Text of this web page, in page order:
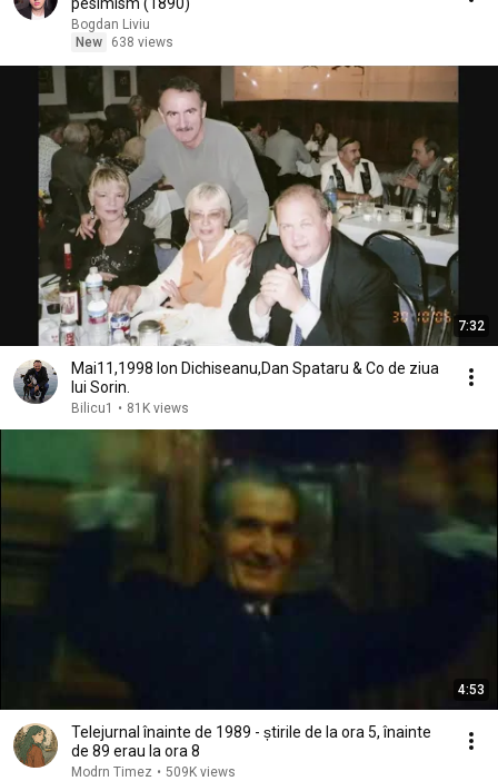
Bogdan Liviu
New
638 views
7:32
Mai11,1998 Ion Dichiseanu,Dan Spataru & Co de ziua
lui Sorin.
Bilicu1 • 81K views
4:53
Telejurnal înainte de 1989 - știrile de la ora 5, înainte
de 89 erau la ora 8
Modrn Timez • 509K views